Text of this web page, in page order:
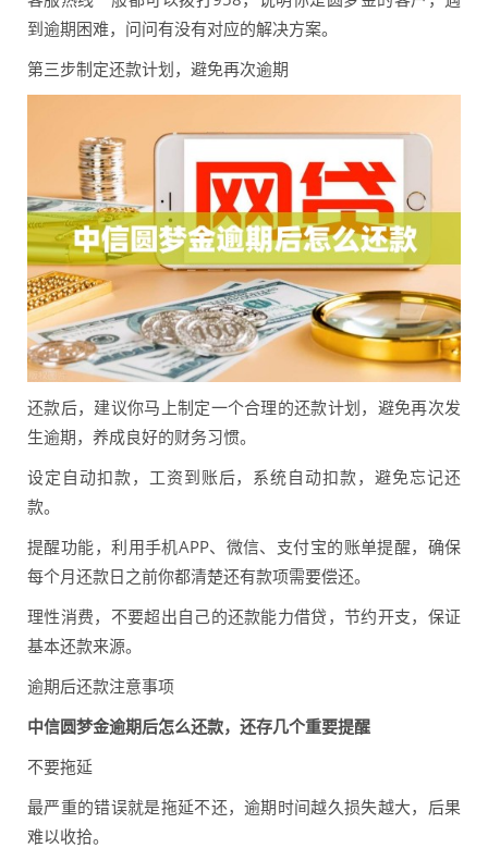
到逾期困难，问问有没有对应的解决方案。
第三步制定还款计划，避免再次逾期
还款后，建议你马上制定一个合理的还款计划，避免再次发
生逾期，养成良好的财务习惯。
设定自动扣款，工资到账后，系统自动扣款，避免忘记还
款。
提醒功能，利用手机APP、微信、支付宝的账单提醒，确保
每个月还款日之前你都清楚还有款项需要偿还。
理性消费，不要超出自己的还款能力借贷，节约开支，保证
基本还款来源。
逾期后还款注意事项
中信圆梦金逾期后怎么还款，还存几个重要提醒
不要拖延
最严重的错误就是拖延不还，逾期时间越久损失越大，后果
难以收拾。